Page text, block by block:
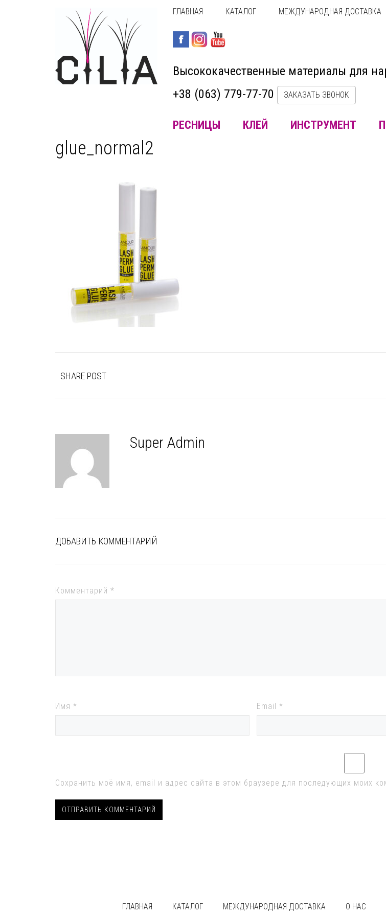
ГЛАВНАЯ КАТАЛОГ МЕЖДУНАРОДНАЯ ДОСТАВКА
Высококачественные материалы для
+38 (063) 779-77-70
ЗАКАЗАТЬ ЗВОНОК
РЕСНИЦЫ КЛЕЙ ИНСТРУМЕНТ
glue_normal2
SHARE POST
Super Admin
ДОБАВИТЬ КОММЕНТАРИЙ
Комментарий *
Имя * Email *
Сохранить моё имя, email и адрес сайта в этом браузере для последующих моих
ГЛАВНАЯ КАТАЛОГ МЕЖДУНАРОДНАЯ ДОСТАВКА О НАС